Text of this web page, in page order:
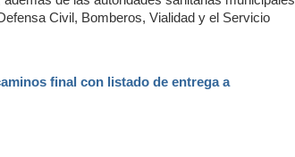
Civil, Bomberos, Vialidad y el Servicio
final con listado de entrega a